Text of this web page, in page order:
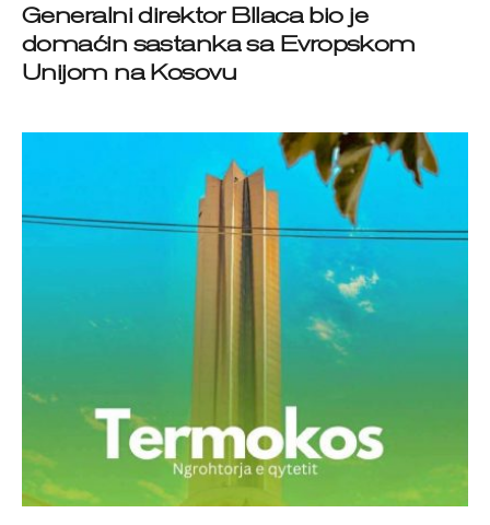
Generalni direktor Bllaca bio je
domaćin sastanka sa Evropskom
Unijom na Kosovu